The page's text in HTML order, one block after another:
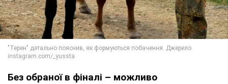
Без обраної в фіналі – можливо